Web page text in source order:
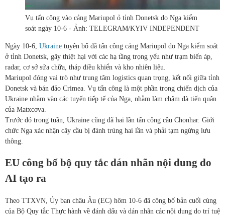
Vụ tấn công vào cảng Mariupol ỏ tỉnh Donetsk do Nga kiểm
soát ngày 10-6 - Ảnh: TELEGRAM/KYIV INDEPENDENT
Ngày 10-6, Ukraine tuyên bố đã tấn công cảng Mariupol do Nga kiểm soát
ở tỉnh Donetsk, gây thiệt hại với các hạ tầng trọng yếu như trạm biến áp,
radar, cơ sở sửa chữa, tháp điều khiển và kho nhiên liệu.
Mariupol đóng vai trò như trung tâm logistics quan trọng, kết nối giữa tỉnh
Donetsk và bán đảo Crimea. Vụ tấn công là một phần trong chiến dịch của
Ukraine nhằm vào các tuyến tiếp tế của Nga, nhằm làm chậm đà tiến quân
của Matxcơva.
Trước đó trong tuần, Ukraine cũng đã hai lần tấn công cầu Chonhar. Giới
chức Nga xác nhận cây cầu bị đánh trúng hai lần và phải tạm ngừng lưu
thông.
EU công bố bộ quy tắc dán nhãn nội dung do
AI tạo ra
Theo TTXVN, Ủy ban châu Âu (EC) hôm 10-6 đã công bố bản cuối cùng
của Bộ Quy tắc Thực hành về đánh dấu và dán nhãn các nội dung do trí tuệ